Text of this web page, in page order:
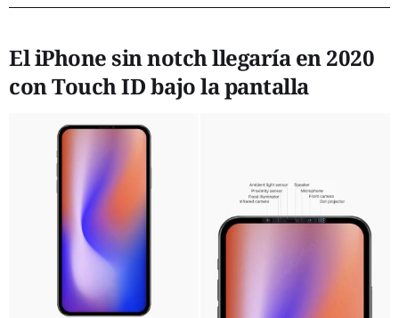
El iPhone sin notch llegaría en 2020
con Touch ID bajo la pantalla